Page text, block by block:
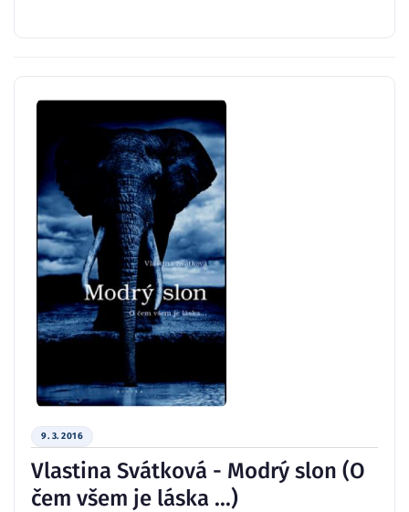
9. 3. 2016
Vlastina Svátková - Modrý slon (O
čem všem je láska ...)